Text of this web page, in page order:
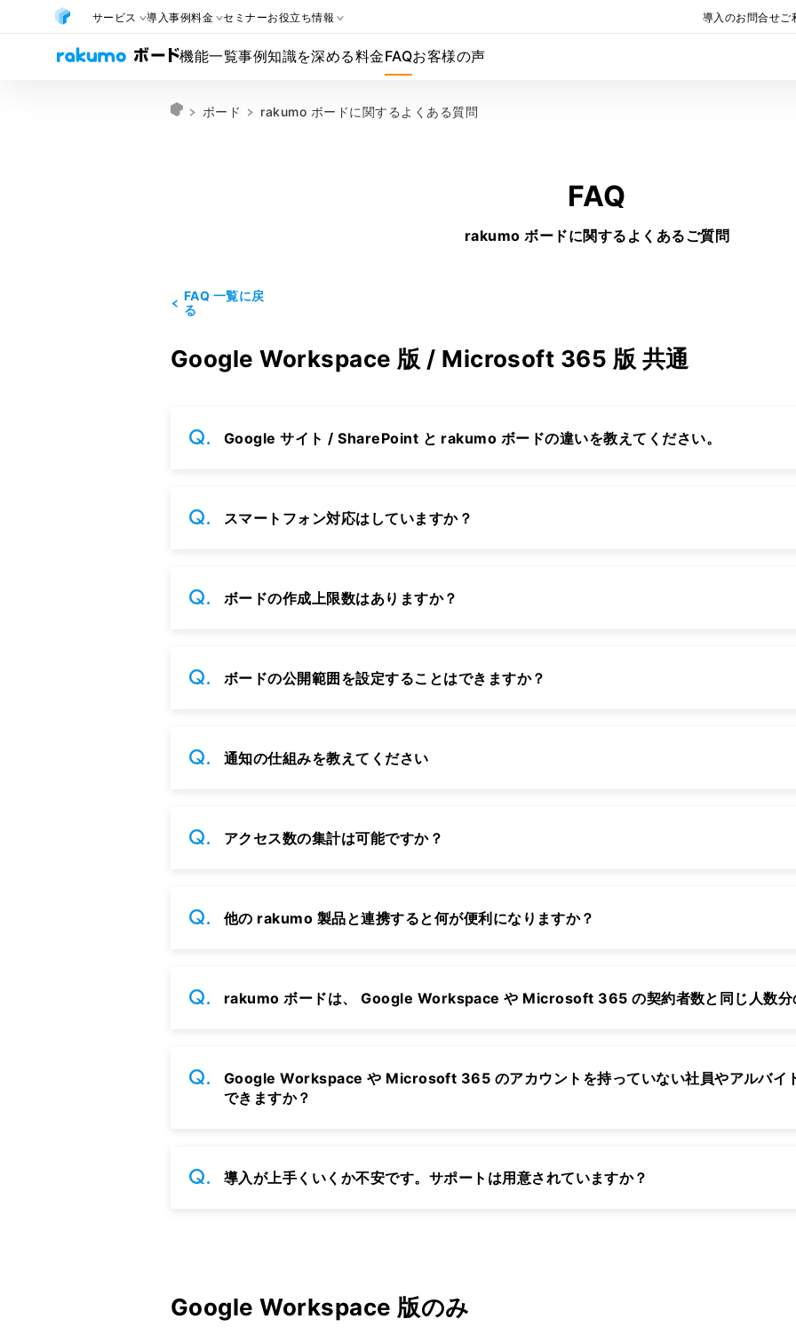
機能一覧事例知識を深める料金FAQお客様の声
サービス 導入事例料金 セミナーお役立ち情報 導入のお問合せご
ボード rakumo ボードに関するよくある質問
FAQ
rakumo ボードに関するよくあるご質問
FAQ 一覧に戻
る
Google Workspace 版 / Microsoft 365 版 共通
Google サイト / SharePoint と rakumo ボードの違いを教えてください。
スマートフォン対応はしていますか？
ボードの作成上限数はありますか？
ボードの公開範囲を設定することはできますか？
通知の仕組みを教えてください
アクセス数の集計は可能ですか？
他の rakumo 製品と連携すると何が便利になりますか？
rakumo ボードは、 Google Workspace や Microsoft 365 の契約者数と同じ人数分
Google Workspace や Microsoft 365 のアカウントを持っていない社員やアルバイ
できますか？
導入が上手くいくか不安です。サポートは用意されていますか？
Google Workspace 版のみ